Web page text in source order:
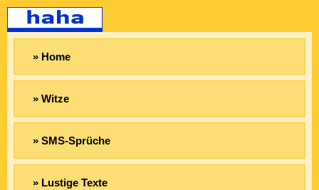
» Home
» Witze
» SMS-Sprüche
» Lustige Texte